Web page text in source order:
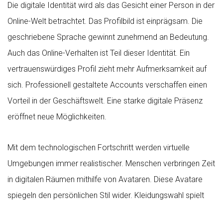
Die digitale Identität wird als das Gesicht einer Person in der
Online-Welt betrachtet. Das Profilbild ist einprägsam. Die
geschriebene Sprache gewinnt zunehmend an Bedeutung.
Auch das Online-Verhalten ist Teil dieser Identität. Ein
vertrauenswürdiges Profil zieht mehr Aufmerksamkeit auf
sich. Professionell gestaltete Accounts verschaffen einen
Vorteil in der Geschäftswelt. Eine starke digitale Präsenz
eröffnet neue Möglichkeiten.
Mit dem technologischen Fortschritt werden virtuelle
Umgebungen immer realistischer. Menschen verbringen Zeit
in digitalen Räumen mithilfe von Avataren. Diese Avatare
spiegeln den persönlichen Stil wider. Kleidungswahl spielt